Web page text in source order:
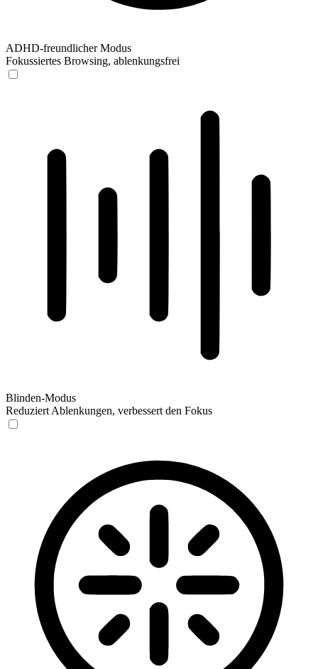
ADHD-freundlicher Modus
Fokussiertes Browsing, ablenkungsfrei
Blinden-Modus
Reduziert Ablenkungen, verbessert den Fokus